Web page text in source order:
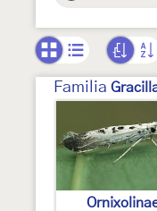
Familia